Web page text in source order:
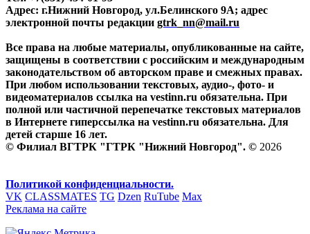
Адрес: г.Нижний Новгород, ул.Белинского 9А; адрес
электронной почты редакции gtrk_nn@mail.ru
Все права на любые материалы, опубликованные на сайте,
защищены в соответствии с российским и международным
законодательством об авторском праве и смежных правах.
При любом использовании текстовых, аудио-, фото- и
видеоматериалов ссылка на vestinn.ru обязательна. При
полной или частичной перепечатке текстовых материалов
в Интернете гиперссылка на vestinn.ru обязательна. Для
детей старше 16 лет.
© Филиал ВГТРК "ГТРК "Нижний Новгород". © 2026
Политикой конфиденциальности.
VK CLASSMATES TG Dzen RuTube Max
Реклама на сайте